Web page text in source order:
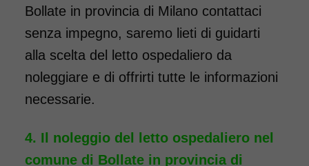
Bollate in provincia di Milano contattaci
senza impegno, saremo lieti di guidarti
alla scelta del letto ospedaliero da
noleggiare e di offrirti tutte le informazioni
necessarie.
Il noleggio del letto ospedaliero nel
comune di Bollate in provincia di